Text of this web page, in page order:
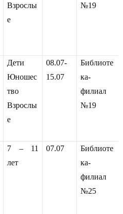
Взрослы
е
№19
Дети
Юношес
тво
Взрослы
е
08.07-
15.07
Библиоте
ка-
филиал
№19
7 – 11
лет
07.07
Библиоте
ка-
филиал
№25